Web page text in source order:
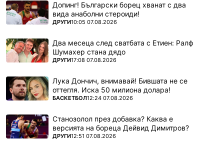
Допинг! Български борец хванат с два
вида анаболни стероиди!
ПОВЕЧЕ ОТ
ДРУГИ10:05 07.08.2026
Два месеца след сватбата с Етиен: Ралф
Шумахер стана дядо
ПОВЕЧЕ ОТ
ДРУГИ17:08 07.08.2026
Лука Дончич, внимавай! Бившата не се
оттегля. Иска 50 милиона долара!
ПОВЕЧЕ ОТ
БАСКЕТБОЛ12:24 07.08.2026
Станозолол през добавка? Каква е
версията на бореца Дейвид Димитров?
ПОВЕЧЕ ОТ
ДРУГИ12:51 07.08.2026